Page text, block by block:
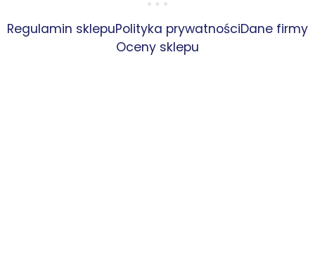
Regulamin sklepuPolityka prywatnościDane firmy
Oceny sklepu